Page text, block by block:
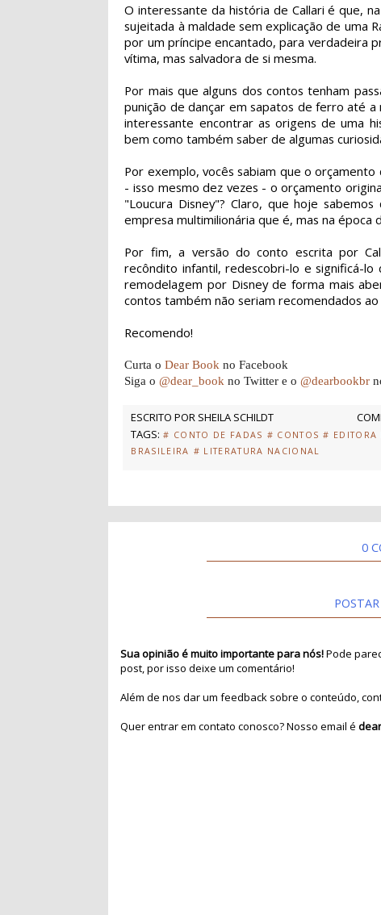
O interessante da história de Callari é que,
sujeitada à maldade sem explicação de uma
por um príncipe encantado, para verdadeira
vítima, mas salvadora de si mesma.
Por mais que alguns dos contos tenham
punição de dançar em sapatos de ferro até
interessante encontrar as origens de uma
bem como também saber de algumas
Por exemplo, vocês sabiam que o
- isso mesmo dez vezes - o orçamento
"Loucura Disney"? Claro, que hoje
empresa multimilionária que é, mas na
Por fim, a versão do conto escrita por
recôndito infantil, redescobri-lo e significá-
remodelagem por Disney de forma mais
contos também não seriam recomendados ao
Recomendo!
Curta oDear Book no Facebook
Siga o@dear_book no Twitter e o@dearbookbr
ESCRITO POR SHEILA SCHILDT
TAGS: # CONTO DE FADAS # CONTOS # EDITORA
BRASILEIRA # LITERATURA NACIONAL
0
Sua opinião é muito importante para nós!Pode
post, por isso deixe um comentário!
Além de nos dar um feedback sobre o conteúdo,
Quer entrar em contato conosco? Nosso email é